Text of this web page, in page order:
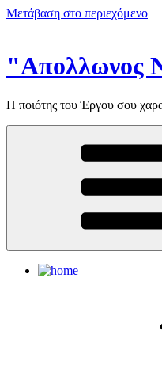
Μετάβαση στο περιεχόμενο
"Απολλωνος
Η ποιότης του Έργου σου